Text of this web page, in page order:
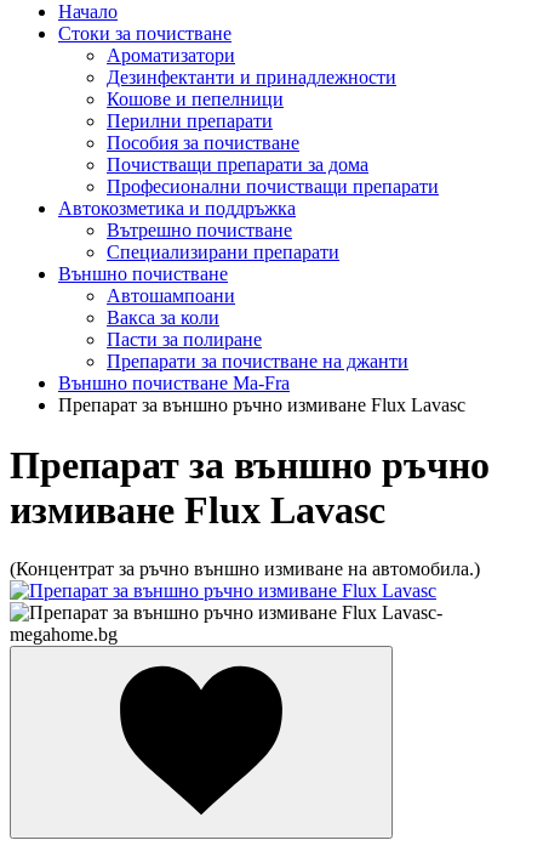
Начало
Стоки за почистване
Ароматизатори
Дезинфектанти и принадлежности
Кошове и пепелници
Перилни препарати
Пособия за почистване
Почистващи препарати за дома
Професионални почистващи препарати
Автокозметика и поддръжка
Вътрешно почистване
Специализирани препарати
Външно почистване
Автошампоани
Вакса за коли
Пасти за полиране
Препарати за почистване на джанти
Външно почистване Ma-Fra
Препарат за външно ръчно измиване Flux Lavasc
Препарат за външно ръчно
измиване Flux Lavasc
(Концентрат за ръчно външно измиване на автомобила.)